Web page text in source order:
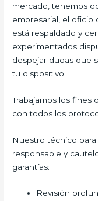
mercado, tenemos
empresarial, el oficio
está respaldado y
experimentados
despejar dudas que
tu dispositivo.
Trabajamos los fines
con todos los
Nuestro técnico para
responsable y
garantías:
Revisión